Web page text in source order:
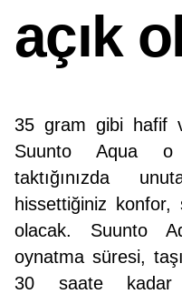
açık
35 gram gibi hafif
Suunto Aqua
taktığınızda
hissettiğiniz konfor,
olacak. Suunto
oynatma süresi,
30 saate kadar